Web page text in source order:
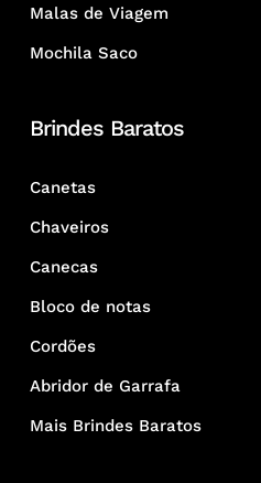
Malas de Viagem
Mochila Saco
Brindes Baratos
Canetas
Chaveiros
Canecas
Bloco de notas
Cordões
Abridor de Garrafa
Mais Brindes Baratos